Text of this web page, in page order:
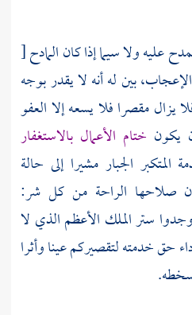
عليه ولا سيما إذا كان المادح[
بين له أنه لا يقدر بوجه
يزال مقصرا فلا يسعه إلا العفو
يكون ختام الأعمال بالاستغفار
المتكبر الجبار مشيرا إلى حالة
صلاحها الراحة من كل شر:
ستر الملك الأعظم الذي لا
حق خدمته لتقصيركم عينا وأثرا